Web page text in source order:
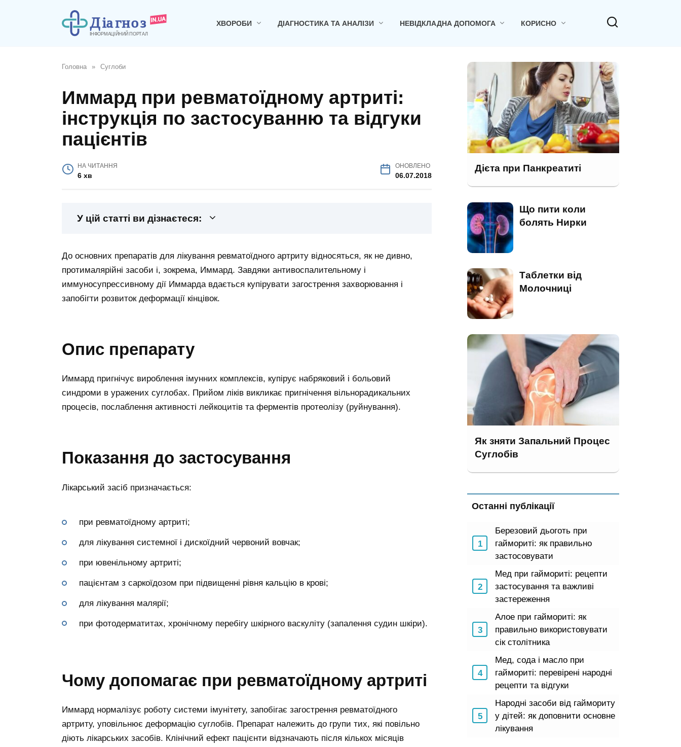
ХВОРОБИ ДІАГНОСТИКА ТА АНАЛІЗИ НЕВІДКЛАДНА ДОПОМОГА КОРИСНО
Головна » Суглоби
Иммард при ревматоїдному артриті:
інструкція по застосуванню та відгуки
пацієнтів
НА ЧИТАННЯ
6 хв
ОНОВЛЕНО
06.07.2018
У цій статті ви дізнаєтеся:
До основних препаратів для лікування ревматоїдного артриту відносяться, як не дивно,
протималярійні засоби і, зокрема, Иммард. Завдяки антивоспалительному і
иммуносупрессивному дії Иммарда вдається купірувати загострення захворювання і
запобігти розвиток деформації кінцівок.
Опис препарату
Иммард пригнічує вироблення імунних комплексів, купірує набряковий і больовий
синдроми в уражених суглобах. Прийом ліків викликає пригнічення вільнорадикальних
процесів, послаблення активності лейкоцитів та ферментів протеолізу (руйнування).
Показання до застосування
Лікарський засіб призначається:
при ревматоїдному артриті;
для лікування системної і дискоїдний червоний вовчак;
при ювенільному артриті;
пацієнтам з саркоїдозом при підвищенні рівня кальцію в крові;
для лікування малярії;
при фотодерматитах, хронічному перебігу шкірного васкуліту (запалення судин шкіри).
Чому допомагає при ревматоїдному артриті
Иммард нормалізує роботу системи імунітету, запобігає загострення ревматоїдного
артриту, уповільнює деформацію суглобів. Препарат належить до групи тих, які повільно
діють лікарських засобів. Клінічний ефект пацієнти відзначають після кількох місяців
Дієта при Панкреатиті
Що пити коли
болять Нирки
Таблетки від
Молочниці
Як зняти Запальний Процес
Суглобів
Останні публікації
Березовий дьоготь при
гаймориті: як правильно
застосовувати
Мед при гаймориті: рецепти
застосування та важливі
застереження
Алое при гаймориті: як
правильно використовувати
сік столітника
Мед, сода і масло при
гаймориті: перевірені народні
рецепти та відгуки
Народні засоби від гаймориту
у дітей: як доповнити основне
лікування